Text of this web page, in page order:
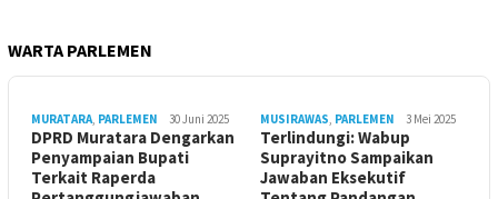
WARTA PARLEMEN
MURATARA, PARLEMEN 30 Juni 2025
DPRD Muratara Dengarkan
Penyampaian Bupati
Terkait Raperda
MUSIRAWAS, PARLEMEN 3 Mei 2025
Terlindungi: Wabup
Suprayitno Sampaikan
Jawaban Eksekutif